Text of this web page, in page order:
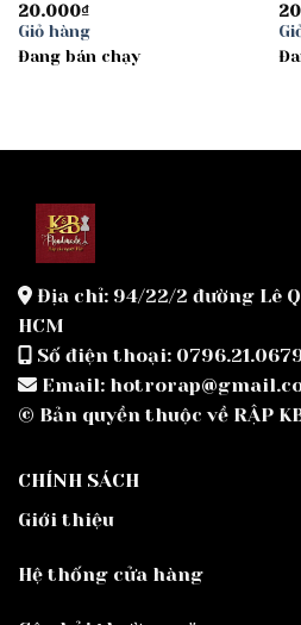
20.000₫
Giỏ hàng
Đang bán chạy
Địa chỉ: 94/22/2 đường Lê
HCM
Số điện thoại:
Email:
© Bản quyền thuộc về RẬP
CHÍNH SÁCH
Giới thiệu
Hệ thống cửa hàng